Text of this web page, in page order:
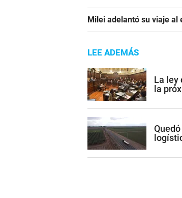
Milei adelantó su viaje al
LEE ADEMÁS
La ley
la